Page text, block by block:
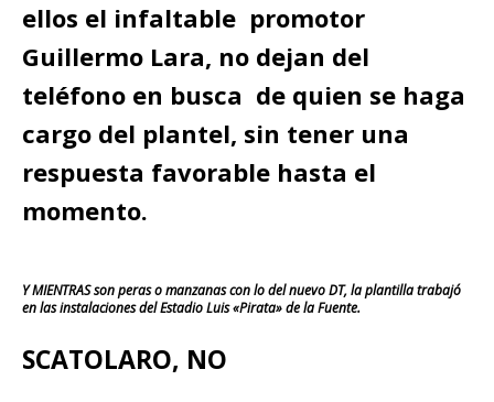
ellos el infaltable promotor
Guillermo Lara, no dejan del
teléfono en busca de quien se haga
cargo del plantel, sin tener una
respuesta favorable hasta el
momento.
Y MIENTRAS son peras o manzanas con lo del nuevo DT, la plantilla trabajó
en las instalaciones del Estadio Luis «Pirata» de la Fuente.
SCATOLARO, NO